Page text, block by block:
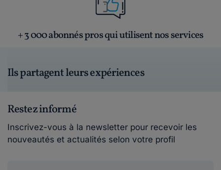
+ 3 000 abonnés pros qui utilisent nos services
Ils partagent leurs expériences
Restez informé
Inscrivez-vous à la newsletter pour recevoir les
nouveautés et actualités selon votre profil